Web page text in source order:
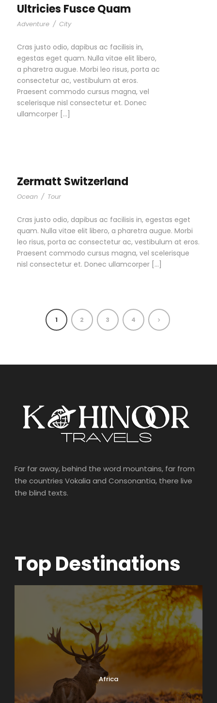
Ultricies Fusce Quam
Adventure / City
Cras justo odio, dapibus ac facilisis in,
egestas eget quam. Nulla vitae elit libero,
a pharetra augue. Morbi leo risus, porta ac
consectetur ac, vestibulum at eros.
Praesent commodo cursus magna, vel
scelerisque nisl consectetur et. Donec
ullamcorper […]
Zermatt Switzerland
Ocean / Tour
Cras justo odio, dapibus ac facilisis in, egestas eget
quam. Nulla vitae elit libero, a pharetra augue. Morbi
leo risus, porta ac consectetur ac, vestibulum at eros.
Praesent commodo cursus magna, vel scelerisque
nisl consectetur et. Donec ullamcorper […]
1 2 3 4
Far far away, behind the word mountains, far from
the countries Vokalia and Consonantia, there live
the blind texts.
Top Destinations
Africa